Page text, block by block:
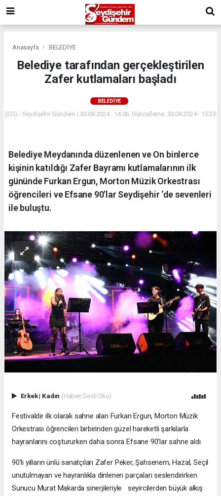
Anasayfa BELEDİYE
Belediye tarafından gerçekleştirilen
Zafer kutlamaları başladı
BELEDİYE
(SG) - Seydişehir Gündem | 30.08.2024 - 14:06, Güncelleme: 30.08.2024 - 15:25
Belediye Meydanında düzenlenen ve On binlerce
kişinin katıldığı Zafer Bayramı kutlamalarının ilk
gününde Furkan Ergun, Morton Müzik Orkestrası
öğrencileri ve Efsane 90’lar Seydişehir ‘de sevenleri
ile buluştu.
Erkek| Kadın (Haberi Sesli Oku)
Festivalde ilk olarak sahne alan Furkan Ergun, Morton Müzik
Orkestrası öğrencileri birbirinden güzel hareketli şarkılarla
hayranlarını coştururken daha sonra Efsane 90’lar sahne aldı.
90'lı yılların ünlü sanatçıları Zafer Peker, Şahsenem, Hazal, Seçil
unutulmayan ve hayranlıkla dinlenen parçaları seslendirirken
Sunucu Murat Makarda sinerjileriyle seyircilerden büyük alkış